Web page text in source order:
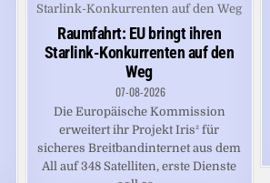
Raumfahrt: EU bringt ihren
Starlink-Konkurrenten auf den
Weg
07-08-2026
Die Europäische Kommission
erweitert ihr Projekt Iris² für
sicheres Breitbandinternet aus dem
All auf 348 Satelliten, erste Dienste